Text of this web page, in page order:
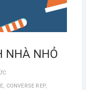
NHÀ NHỎ
, CONVERSE REP,